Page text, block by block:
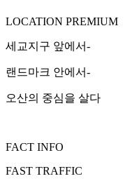
LOCATION PREMIUM
세교지구 앞에서-
랜드마크 안에서-
오산의 중심을 살다
FACT INFO
FAST TRAFFIC